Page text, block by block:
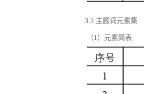
3.3 主题词元素集
（1）元素简表